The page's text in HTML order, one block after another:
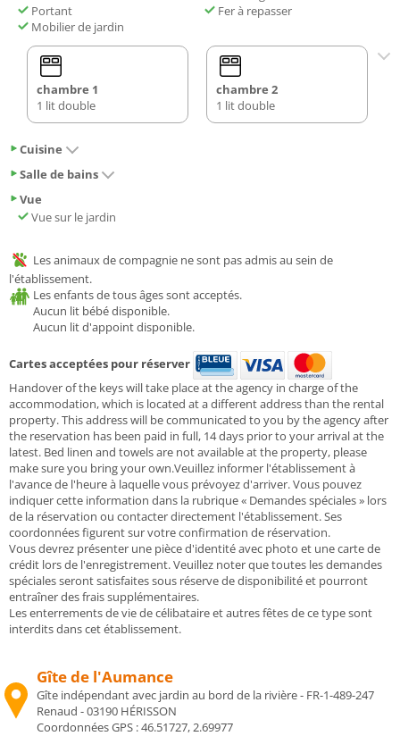
Portant
Fer à repasser
Mobilier de jardin
chambre 1
1 lit double
chambre 2
1 lit double
Cuisine
Salle de bains
Vue
Vue sur le jardin
Les animaux de compagnie ne sont pas admis au sein de
l'établissement.
Les enfants de tous âges sont acceptés.
Aucun lit bébé disponible.
Aucun lit d'appoint disponible.
Cartes acceptées pour réserver
Handover of the keys will take place at the agency in charge of the
accommodation, which is located at a different address than the rental
property. This address will be communicated to you by the agency after
the reservation has been paid in full, 14 days prior to your arrival at the
latest. Bed linen and towels are not available at the property, please
make sure you bring your own.Veuillez informer l'établissement à
l'avance de l'heure à laquelle vous prévoyez d'arriver. Vous pouvez
indiquer cette information dans la rubrique « Demandes spéciales » lors
de la réservation ou contacter directement l'établissement. Ses
coordonnées figurent sur votre confirmation de réservation.
Vous devrez présenter une pièce d'identité avec photo et une carte de
crédit lors de l'enregistrement. Veuillez noter que toutes les demandes
spéciales seront satisfaites sous réserve de disponibilité et pourront
entraîner des frais supplémentaires.
Les enterrements de vie de célibataire et autres fêtes de ce type sont
interdits dans cet établissement.
Gîte de l'Aumance
Gîte indépendant avec jardin au bord de la rivière - FR-1-489-247
Renaud - 03190 HÉRISSON
Coordonnées GPS :46.51727, 2.69977